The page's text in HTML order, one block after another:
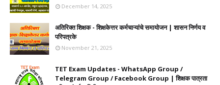
December 14, 2025
अतिरिक्त शिक्षक - शिक्षकेत्तर कर्मचाऱ्यांचे समायोजन | शासन निर्णय व
परिपत्रके
November 21, 2025
TET Exam Updates - WhatsApp Group /
Telegram Group / Facebook Group | शिक्षक पात्रता